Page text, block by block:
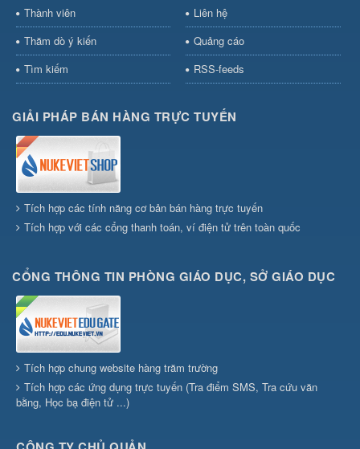
Thành viên
Liên hệ
Thăm dò ý kiến
Quảng cáo
Tìm kiếm
RSS-feeds
GIẢI PHÁP BÁN HÀNG TRỰC TUYẾN
Tích hợp các tính năng cơ bản bán hàng trực tuyến
Tích hợp với các cổng thanh toán, ví điện tử trên toàn quốc
CỔNG THÔNG TIN PHÒNG GIÁO DỤC, SỞ GIÁO DỤC
Tích hợp chung website hàng trăm trường
Tích hợp các ứng dụng trực tuyến (Tra điểm SMS, Tra cứu văn
bằng, Học bạ điện tử ...)